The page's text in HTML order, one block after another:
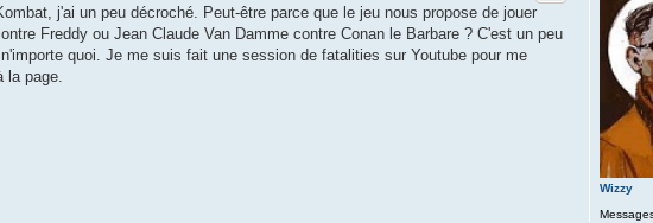
Wizzy
j'ai un peu décroché. Peut-être parce que le jeu nous propose de jouer
Freddy ou Jean Claude Van Damme contre Conan le Barbare ? C'est un peu
quoi. Je me suis fait une session de fatalities sur Youtube pour me
la page.